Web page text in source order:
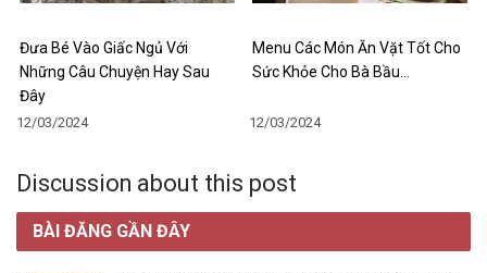
Đưa Bé Vào Giấc Ngủ Với
Những Câu Chuyện Hay Sau
Đây
12/03/2024
Menu Các Món Ăn Vặt Tốt Cho
Sức Khỏe Cho Bà Bầu…
12/03/2024
Discussion about this post
BÀI ĐĂNG GẦN ĐÂY